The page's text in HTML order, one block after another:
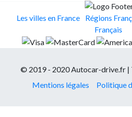
Les villes en France Régions
Français
© 2019 - 2020 Autocar-drive.fr |
Mentions légales
Politique